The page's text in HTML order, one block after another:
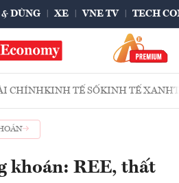
DÙNG XE VNE TV TECH
CHÍNHKINH TẾ SỐKINH TẾ XANH
khoán: REE, thất